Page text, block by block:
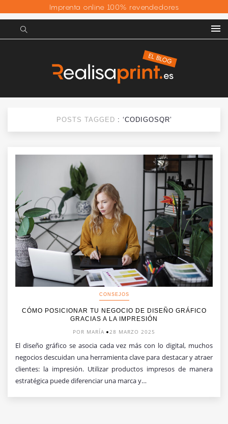
Imprenta online 100% revendedores
POSTS TAGGED : ‘CODIGOSQR’
CONSEJOS
CÓMO POSICIONAR TU NEGOCIO DE DISEÑO GRÁFICO
GRACIAS A LA IMPRESIÓN
POR MARÍA
28 MARZO 2025
El diseño gráfico se asocia cada vez más con lo digital, muchos
negocios descuidan una herramienta clave para destacar y atraer
clientes: la impresión. Utilizar productos impresos de manera
estratégica puede diferenciar una marca y…